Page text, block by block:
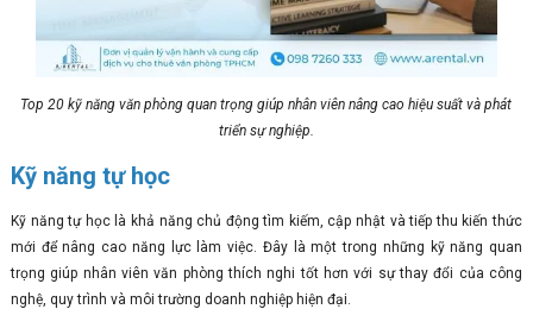
Top 20 kỹ năng văn phòng quan trọng giúp nhân viên nâng cao hiệu suất và phát
triển sự nghiệp.
Kỹ năng tự học
Kỹ năng tự học là khả năng chủ động tìm kiếm, cập nhật và tiếp thu kiến thức
mới để nâng cao năng lực làm việc. Đây là một trong những kỹ năng quan
trọng giúp nhân viên văn phòng thích nghi tốt hơn với sự thay đổi của công
nghệ, quy trình và môi trường doanh nghiệp hiện đại.